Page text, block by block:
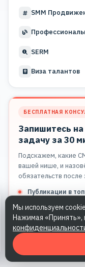
SMM
SERM
Виза талантов
БЕСПЛАТНАЯ
Запишитесь
задачу за 30
Подскажем, какие
вашей нише, и
обязательств после
Публикации в
Ответ
Мы используем
Нажимая «Принять»,